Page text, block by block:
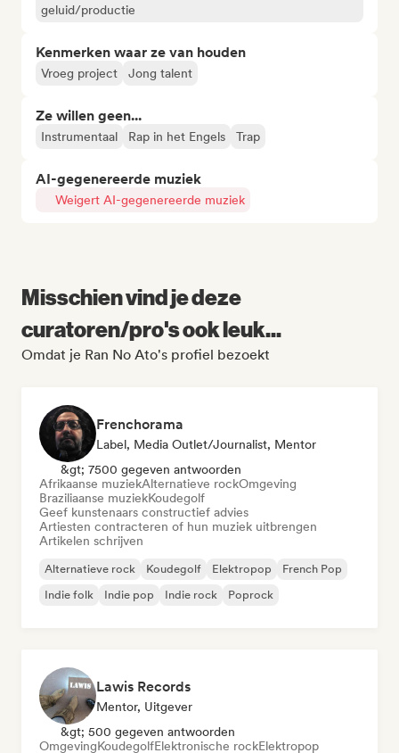
geluid/productie
Kenmerken waar ze van houden
Vroeg project Jong talent
Ze willen geen...
Instrumentaal Rap in het Engels Trap
AI-gegenereerde muziek
Weigert AI-gegenereerde muziek
Misschien vind je deze
curatoren/pro's ook leuk...
Omdat je Ran No Ato's profiel bezoekt
Frenchorama
Label, Media Outlet/Journalist, Mentor
&gt; 7500 gegeven antwoorden
Afrikaanse muziekAlternatieve rockOmgeving
Braziliaanse muziekKoudegolf
Geef kunstenaars constructief advies
Artiesten contracteren of hun muziek uitbrengen
Artikelen schrijven
Alternatieve rock Koudegolf Elektropop
French Pop
Indie folk
Indie pop Indie rock Poprock
Lawis Records
Mentor, Uitgever
&gt; 500 gegeven antwoorden
OmgevingKoudegolfElektronische rockElektropop